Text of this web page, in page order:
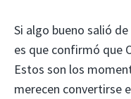
Si algo bueno salió
es que confirmó que
Estos son los
merecen convertirse